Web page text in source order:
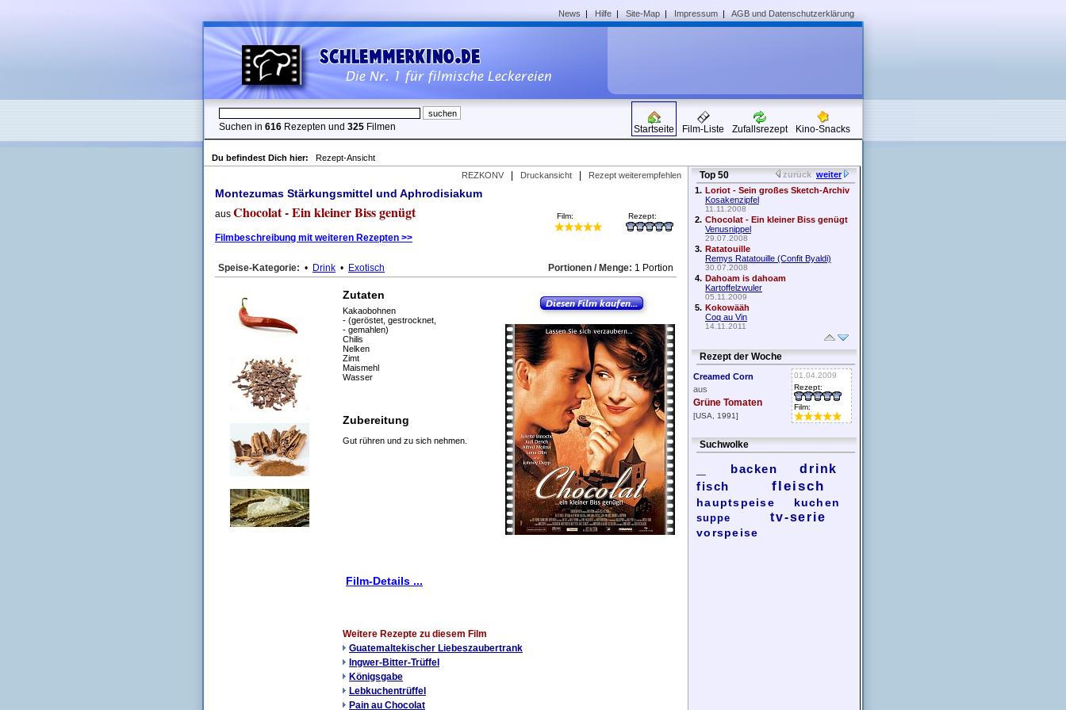
News | Hilfe | Site-Map | Impressum | AGB und Datenschutzerklärung
Suchen in 616 Rezepten und 325 Filmen Startseite Film-Liste Zufallsrezept Kino-Snacks
Du befindest Dich hier:
Rezept-Ansicht
REZKONV
Druckansicht Rezept weiterempfehlen
Montezumas Stärkungsmittel und Aphrodisiakum
aus Chocolat - Ein kleiner Biss genügt
Filmbeschreibung mit weiteren Rezepten >>
Rezept:
Film:
Speise-Kategorie: • Drink • Exotisch Portionen / Menge: 1 Portion
Zutaten
Kakaobohnen
- (geröstet, gestrocknet,
- gemahlen)
Chilis
Nelken
Zimt
Maismehl
Wasser
Zubereitung
Gut rühren und zu sich nehmen.
Film-Details ...
Weitere Rezepte zu diesem Film
Guatemaltekischer Liebeszaubertrank
Ingwer-Bitter-Trüffel
Königsgabe
Lebkuchentrüffel
Pain au Chocolat
zurück weiter
Top 50
1. Loriot - Sein großes Sketch-Archiv
Kosakenzipfel
11.11.2008
2. Chocolat - Ein kleiner Biss genügt
Venusnippel
29.07.2008
3. Ratatouille
Remys Ratatouille (Confit Byaldi)
30.07.2008
4. Dahoam is dahoam
Kartoffelzwuler
05.11.2009
5. Kokowääh
Coq au Vin
14.11.2011
Rezept der Woche
01.04.2009
Rezept:
Film:
Creamed Corn
aus
Grüne Tomaten
[USA, 1991]
Suchwolke
backen
drink
fisch
fleisch
hauptspeise kuchen
suppe tv-serie
vorspeise